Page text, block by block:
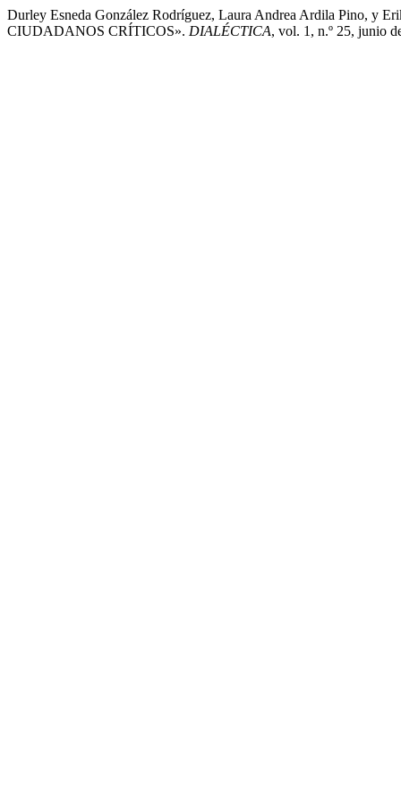
Durley Esneda González Rodríguez, Laura Andrea Ardila Pino,
CIUDADANOS CRÍTICOS». DIALÉCTICA, vol. 1, n.º 25, junio